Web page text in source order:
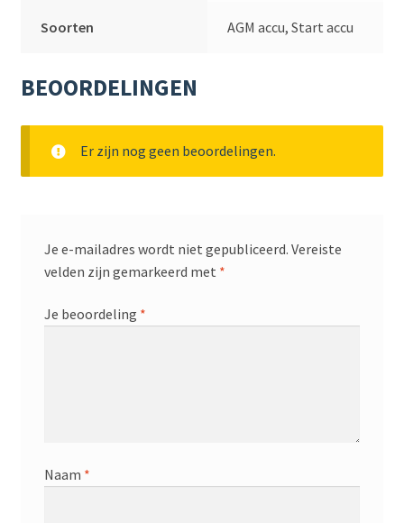
Soorten AGM accu, Start accu
BEOORDELINGEN
Er zijn nog geen beoordelingen.
Je e-mailadres wordt niet gepubliceerd. Vereiste
velden zijn gemarkeerd met *
Je beoordeling *
Naam *